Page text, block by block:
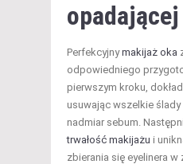
Perfekcyjnymakijaż oka
odpowiedniego
pierwszym kroku,
usuwając wszelkie
nadmiar sebum.
trwałość makijażu i
zbierania się eyelinera w